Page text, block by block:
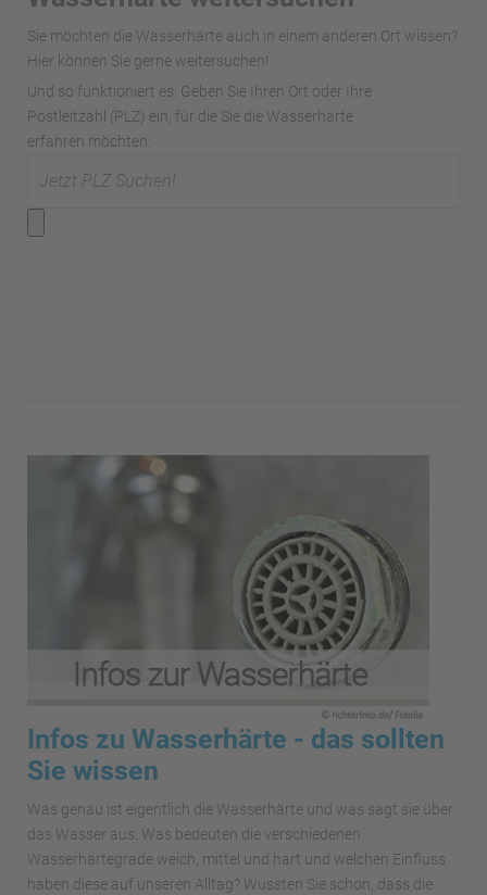
Sie möchten die Wasserhärte auch in einem anderen Ort wissen?
Hier können Sie gerne weitersuchen!
Und so funktioniert es: Geben Sie Ihren Ort oder Ihre
Postleitzahl (PLZ) ein, für die Sie die Wasserhärte
erfahren möchten:
Infos zu Wasserhärte - das sollten
Sie wissen
Was genau ist eigentlich die Wasserhärte und was sagt sie über
das Wasser aus. Was bedeuten die verschiedenen
Wasserhärtegrade weich, mittel und hart und welchen Einfluss
haben diese auf unseren Alltag? Wussten Sie schon, dass die